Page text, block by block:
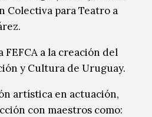
Colectiva para Teatro a
FEFCA a la creación del
y Cultura de Uruguay.
artística en actuación,
con maestros como: